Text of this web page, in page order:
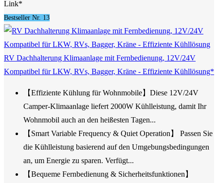
Link*
Bestseller Nr. 13
RV Dachhalterung Klimaanlage mit Fernbedienung, 12V/24V
Kompatibel für LKW, RVs, Bagger, Kräne - Effiziente Kühllösung*
【Effiziente Kühlung für Wohnmobile】Diese 12V/24V
Camper-Klimaanlage liefert 2000W Kühlleistung, damit Ihr
Wohnmobil auch an den heißesten Tagen...
【Smart Variable Frequency & Quiet Operation】 Passen Sie
die Kühlleistung basierend auf den Umgebungsbedingungen
an, um Energie zu sparen. Verfügt...
【Bequeme Fernbedienung & Sicherheitsfunktionen】